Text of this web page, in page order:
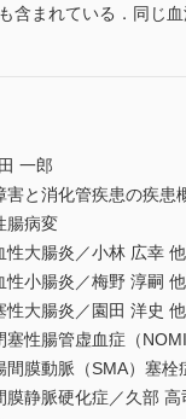
含まれている．同じ
一郎
と消化管疾患の疾患
腸病変
大腸炎／小林 広幸 他
小腸炎／梅野 淳嗣 他
大腸炎／園田 洋史 他
性腸管虚血症（
膜動脈（SMA）塞栓
静脈硬化症／久部 高